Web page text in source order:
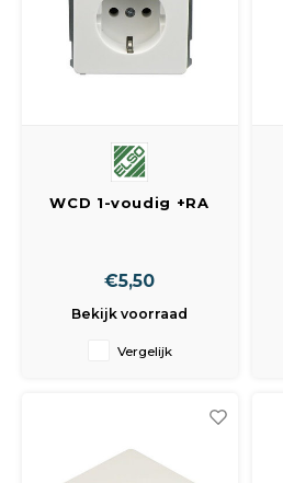
WCD 1-voudig +RA
€5,50
Bekijk voorraad
Vergelijk